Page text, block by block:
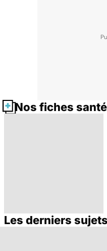
Nos fiches
Ostéoporose :
Les derniers sujets